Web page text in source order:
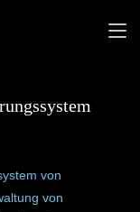
von
von